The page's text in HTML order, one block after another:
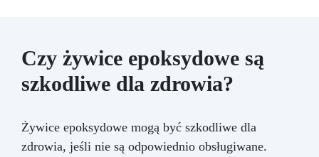
Czy żywice epoksydowe są
szkodliwe dla zdrowia?
Żywice epoksydowe mogą być szkodliwe dla
zdrowia, jeśli nie są odpowiednio obsługiwane.